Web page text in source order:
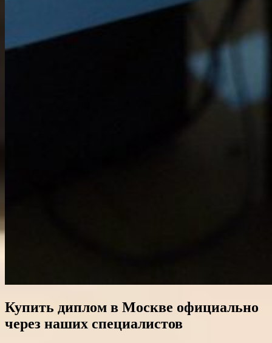
Купить диплом в Москве официально
через наших специалистов